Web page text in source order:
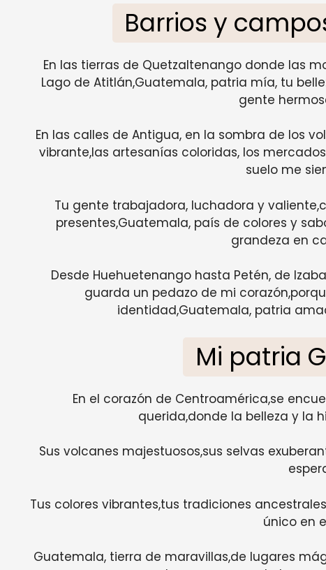
Barrios y
En las tierras de Quetzaltenango donde las
Lago de Atitlán,Guatemala, patria mía, tu
gente
En las calles de Antigua, en la sombra de los
vibrante,las artesanías coloridas, los
suelo me
Tu gente trabajadora, luchadora y
presentes,Guatemala, país de colores y
grandeza en
Desde Huehuetenango hasta Petén, de
guarda un pedazo de mi
identidad,Guatemala, patria
Mi patria
En el corazón de Centroamérica,se
querida,donde la belleza y la
Sus volcanes majestuosos,sus selvas
Tus colores vibrantes,tus tradiciones
único en
Guatemala, tierra de maravillas,de lugares